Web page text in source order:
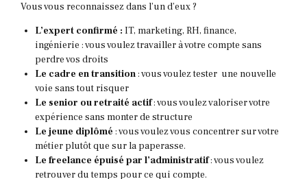
Vous vous reconnaissez dans l’un d’eux ?
L’expert confirmé : IT, marketing, RH, finance,
ingénierie : vous voulez travailler à votre compte sans
perdre vos droits
Le cadre en transition: vous voulez tester une nouvelle
voie sans tout risquer
Le senior ou retraité actif: vous voulez valoriser votre
expérience sans monter de structure
Le jeune diplômé : vous voulez vous concentrer sur votre
métier plutôt que sur la paperasse.
Le freelance épuisé par l’administratif: vous voulez
retrouver du temps pour ce qui compte.